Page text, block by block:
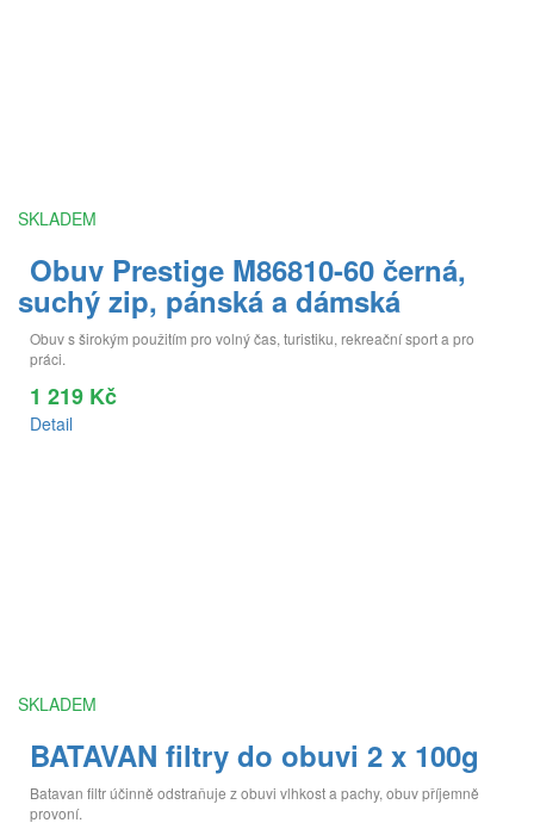
SKLADEM
Obuv Prestige M86810-60 černá,
suchý zip, pánská a dámská
Obuv s širokým použitím pro volný čas, turistiku, rekreační sport a pro
práci.
1 219 Kč
Detail
SKLADEM
BATAVAN filtry do obuvi 2 x 100g
Batavan filtr účinně odstraňuje z obuvi vlhkost a pachy, obuv příjemně
provoní.